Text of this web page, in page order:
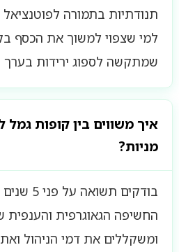
תנודתיות בתמורה
למי שצפוי למשוך את הכסף
שמתקשה לספוג ירידות בערך
איך משווים בין קופות
מניות?
בודקים
החשיפה הגאוגרפית והענפית
ומשקללים את דמי הניהול